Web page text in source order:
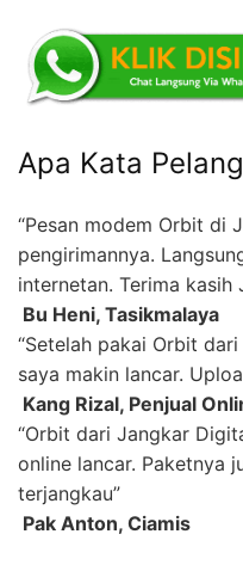
Apa Kata
“Pesan modem Orbit di
pengirimannya.
internetan. Terima kasih
 Bu Heni, Tasikmalaya
“Setelah pakai Orbit
saya makin lancar.
 Kang Rizal, Penjual
“Orbit dari Jangkar
online lancar. Paketnya
terjangkau”
 Pak Anton, Ciamis